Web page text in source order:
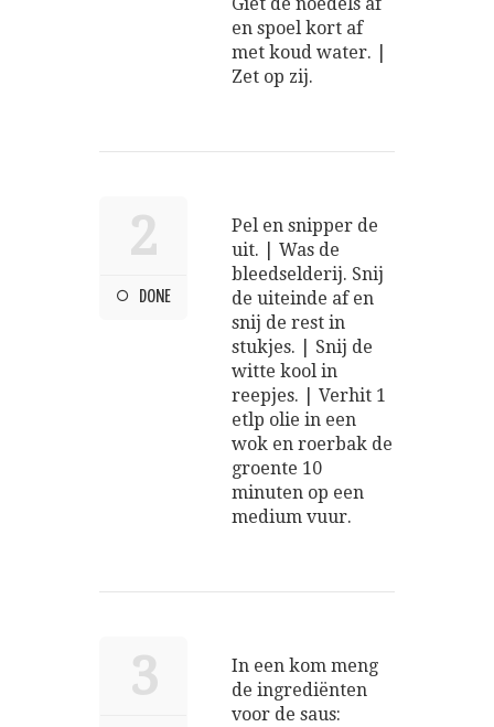
en spoel kort af
met koud water. |
Zet op zij.
2
DONE
Pel en snipper de
uit. | Was de
bleedselderij. Snij
de uiteinde af en
snij de rest in
stukjes. | Snij de
witte kool in
reepjes. | Verhit 1
etlp olie in een
wok en roerbak de
groente 10
minuten op een
medium vuur.
3
In een kom meng
de ingrediënten
voor de saus: